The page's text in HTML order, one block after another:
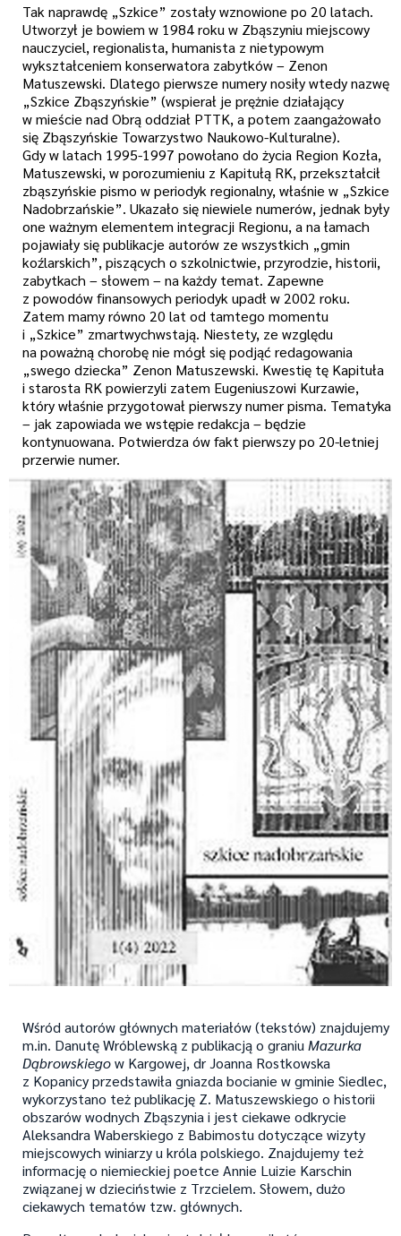
Tak naprawdę „Szkice” zostały wznowione po 20 latach.
Utworzył je bowiem w 1984 roku w Zbąszyniu miejscowy
nauczyciel, regionalista, humanista z nietypowym
wykształceniem konserwatora zabytków – Zenon
Matuszewski. Dlatego pierwsze numery nosiły wtedy nazwę
„Szkice Zbąszyńskie” (wspierał je prężnie działający
w mieście nad Obrą oddział PTTK, a potem zaangażowało
się Zbąszyńskie Towarzystwo Naukowo-Kulturalne).
Gdy w latach 1995-1997 powołano do życia Region Kozła,
Matuszewski, w porozumieniu z Kapitułą RK, przekształcił
zbąszyńskie pismo w periodyk regionalny, właśnie w „Szkice
Nadobrzańskie”. Ukazało się niewiele numerów, jednak były
one ważnym elementem integracji Regionu, a na łamach
pojawiały się publikacje autorów ze wszystkich „gmin
koźlarskich”, piszących o szkolnictwie, przyrodzie, historii,
zabytkach – słowem – na każdy temat. Zapewne
z powodów finansowych periodyk upadł w 2002 roku.
Zatem mamy równo 20 lat od tamtego momentu
i „Szkice” zmartwychwstają. Niestety, ze względu
na poważną chorobę nie mógł się podjąć redagowania
„swego dziecka” Zenon Matuszewski. Kwestię tę Kapituła
i starosta RK powierzyli zatem Eugeniuszowi Kurzawie,
który właśnie przygotował pierwszy numer pisma. Tematyka
– jak zapowiada we wstępie redakcja – będzie
kontynuowana. Potwierdza ów fakt pierwszy po 20-letniej
przerwie numer.
Wśród autorów głównych materiałów (tekstów) znajdujemy
m.in. Danutę Wróblewską z publikacją o graniuMazurka
Dąbrowskiegow Kargowej, dr Joanna Rostkowska
z Kopanicy przedstawiła gniazda bocianie w gminie Siedlec,
wykorzystano też publikację Z. Matuszewskiego o historii
obszarów wodnych Zbąszynia i jest ciekawe odkrycie
Aleksandra Waberskiego z Babimostu dotyczące wizyty
miejscowych winiarzy u króla polskiego. Znajdujemy też
informację o niemieckiej poetce Annie Luizie Karschin
związanej w dzieciństwie z Trzcielem. Słowem, dużo
ciekawych tematów tzw. głównych.